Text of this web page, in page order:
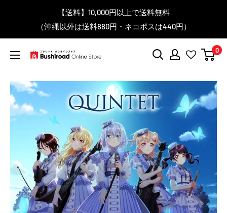
▼送料をおトクにお買物する方法をご紹介♪
【こちらをクリック】
【送料】10,000円以上で送料無料
（沖縄以外は送料880円・ネコポスは440円）
＼予約受付中！／
BanG Dream! ちゃむりぃ みに Ave Mujica 鮮美透涼 ver.販売
中！
▼「作品・ブランドから探す」で
欲しい商品を手に入れよう！
▼スムーズに商品を探すなら、
「カテゴリーから探す」を活用しよう！
▼お気に入り登録機能を活用しよう♪
【こちらをクリック】
ブ
ロ
ー
ド
オ
ラ
ン
ス
ト
ア
0